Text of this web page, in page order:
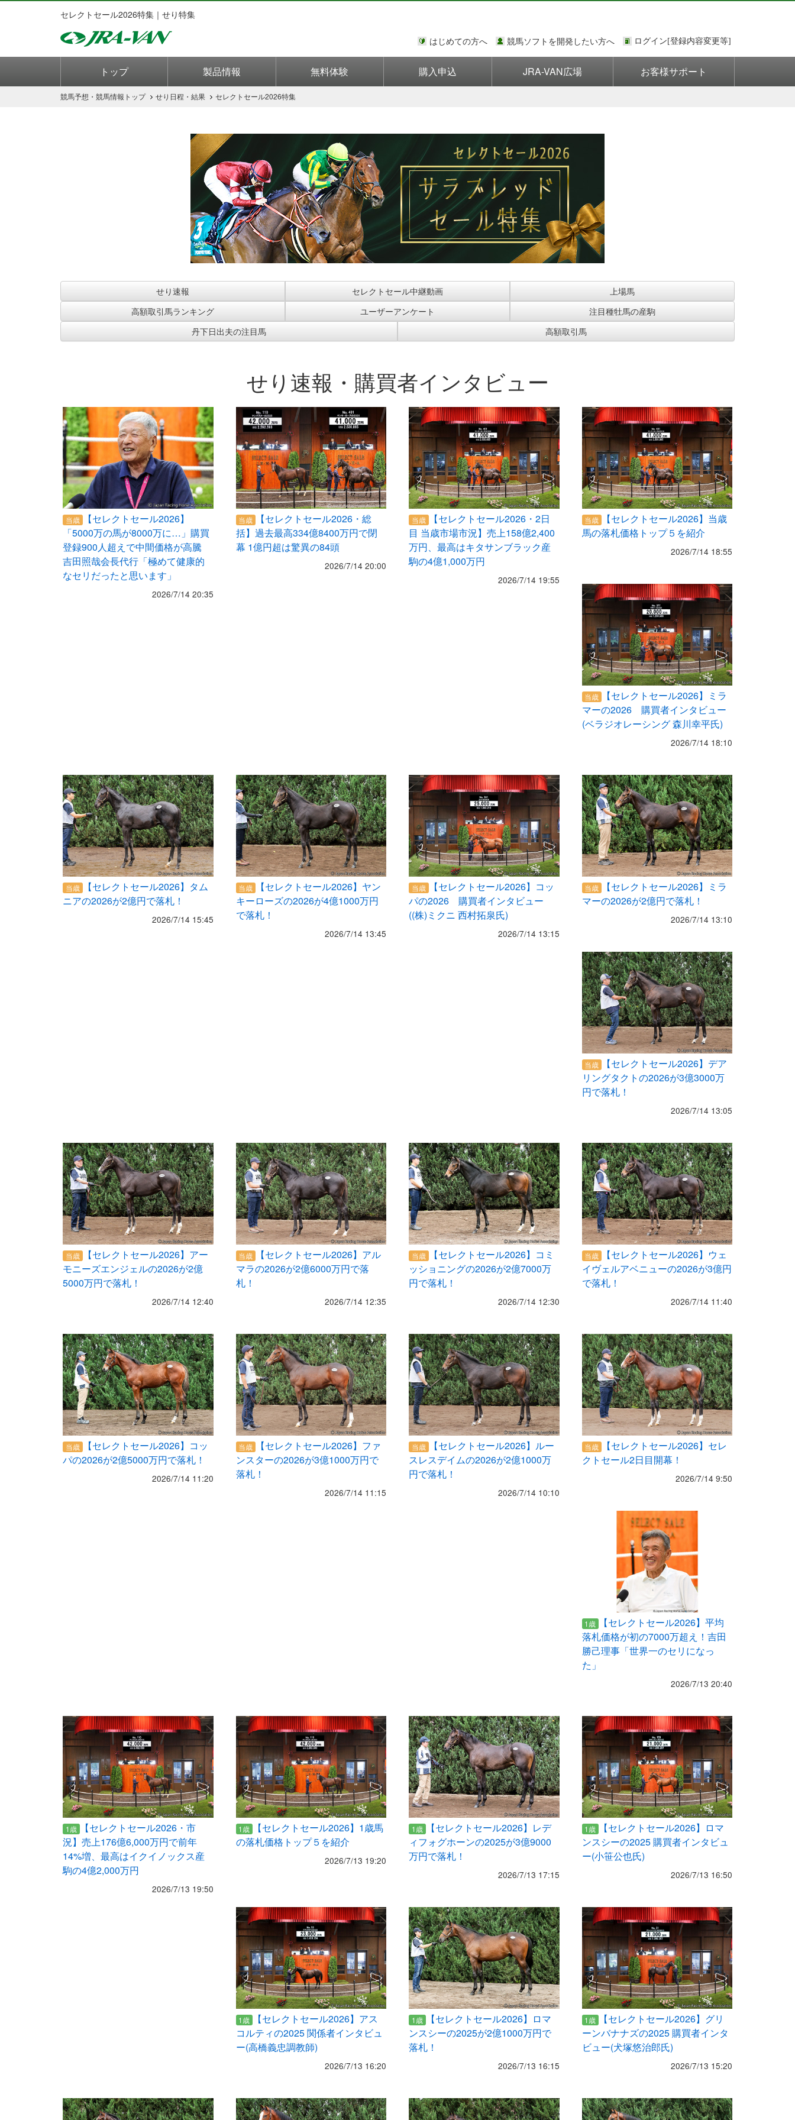
セレクトセール2026特集｜せり特集
はじめての方へ 競馬ソフトを開発したい方へ
トップ 製品情報 無料体験 購入申込 JRA-VAN広場 お客様サポート
競馬予想・競馬情報 トップ せり日程・結果 セレクトセール2026特集
せり速報 セレクトセール中継動画
上場馬
高額取引馬ランキング
ユーザーアンケート
注目種牡馬の産駒
丹下日出夫の注目馬
高額取引馬
せり速報・購買者インタビュー
当歳 【セレクトセール2026】
「5000万の馬が8000万に…」購買
登録900人超えで中間価格が高騰
吉田照哉会長代行「極めて健康的
なセリだったと思います」
2026/7/14 20:35
当歳
【セレクトセール2026・総
括】過去最高334億8400万円で閉
幕 1億円超は驚異の84頭
2026/7/14 20:00
当歳 【セレクトセール2026・2日
目 当歳市場市況】売上158億2,400
万円、最高はキタサンブラック産
駒の4億1,000万円
2026/7/14 19:55
当歳
【セレクトセール2026】当歳
馬の落札価格トップ５を紹介
2026/7/14 18:55
当歳
【セレクトセール2026】ミラ
マーの2026 購買者インタビュー
(ベラジオレーシング 森川幸平氏)
2026/7/14 18:10
当歳 【セレクトセール2026】タム
ニアの2026が2億円で落札！
2026/7/14 15:45
当歳
【セレクトセール2026】ヤン
キーローズの2026が4億1000万円
で落札！
2026/7/14 13:45
当歳 【セレクトセール2026】コッ
パの2026 購買者インタビュー
((株)ミクニ 西村拓泉氏)
2026/7/14 13:15
当歳
【セレクトセール2026】ミラ
マーの2026が2億円で落札！
2026/7/14 13:10
当歳
【セレクトセール2026】デア
リングタクトの2026が3億3000万
円で落札！
2026/7/14 13:05
当歳 【セレクトセール2026】アー
モニーズエンジェルの2026が2億
5000万円で落札！
2026/7/14 12:40
当歳
【セレクトセール2026】アル
マラの2026が2億6000万円で落
札！
2026/7/14 12:35
当歳 【セレクトセール2026】コミ
ッショニングの2026が2億7000万
円で落札！
2026/7/14 12:30
当歳
【セレクトセール2026】ウェ
イヴェルアベニューの2026が3億円
で落札！
2026/7/14 11:40
当歳 【セレクトセール2026】コッ
パの2026が2億5000万円で落札！
2026/7/14 11:20
当歳
【セレクトセール2026】ファ
ンスターの2026が3億1000万円で
落札！
2026/7/14 11:15
当歳 【セレクトセール2026】ルー
スレスデイムの2026が2億1000万
円で落札！
2026/7/14 10:10
当歳
【セレクトセール2026】セレ
クトセール2日目開幕！
2026/7/14 9:50
1歳
【セレクトセール2026】平均
落札価格が初の7000万超え！吉田
勝己理事「世界一のセリになっ
た」
2026/7/13 20:40
1歳 【セレクトセール2026・市
況】売上176億6,000万円で前年
14%増、最高はイクイノックス産
駒の4億2,000万円
2026/7/13 19:50
1歳
【セレクトセール2026】1歳馬
の落札価格トップ５を紹介
2026/7/13 19:20
1歳 【セレクトセール2026】レデ
ィフォグホーンの2025が3億9000
万円で落札！
2026/7/13 17:15
1歳
【セレクトセール2026】ロマ
ンスシーの2025 購買者インタビュ
ー(小笹公也氏)
2026/7/13 16:50
1歳
【セレクトセール2026】アス
コルティの2025 関係者インタビュ
ー(高橋義忠調教師)
2026/7/13 16:20
1歳 【セレクトセール2026】ロマ
ンスシーの2025が2億1000万円で
落札！
2026/7/13 16:15
1歳
【セレクトセール2026】グリ
ーンバナナズの2025 購買者インタ
ビュー(犬塚悠治郎氏)
2026/7/13 15:20